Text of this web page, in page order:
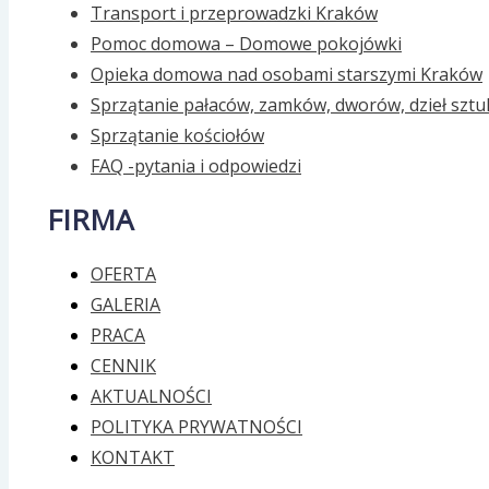
Transport i przeprowadzki Kraków
Pomoc domowa – Domowe pokojówki
Opieka domowa nad osobami starszymi Kraków
Sprzątanie pałaców, zamków, dworów, dzieł
Sprzątanie kościołów
FAQ -pytania i odpowiedzi
FIRMA
OFERTA
GALERIA
PRACA
CENNIK
AKTUALNOŚCI
POLITYKA PRYWATNOŚCI
KONTAKT